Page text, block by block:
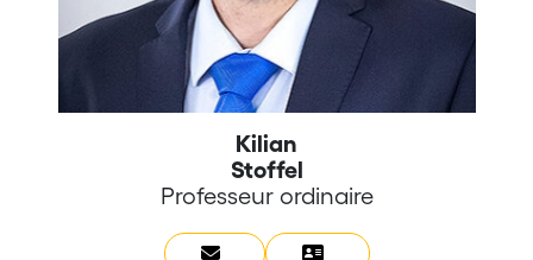
Kilian
Stoffel
Professeur ordinaire